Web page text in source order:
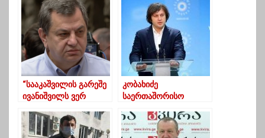
“სააკაშვილის გარეშე
ივანიშვილს ვერ
ბერძენიშვილი
კობახიძე
საერთაშორისო
როცა ქმარი ცოლს
სცემს, მეზობელს ხომ